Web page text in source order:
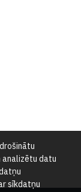
analizētu datu
sīkdatņu